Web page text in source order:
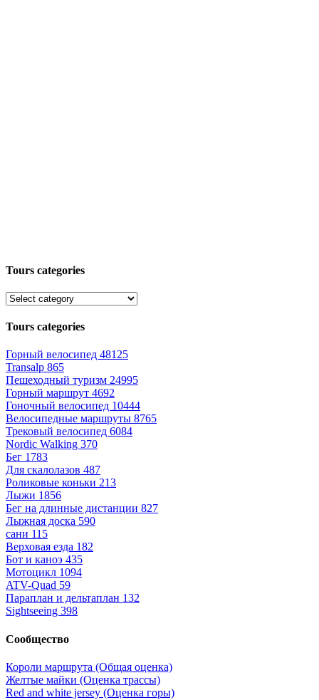
Tours categories
Tours categories
Горный велосипед 48125
Transalp 865
Пешеходный туризм 24995
Горный маршрут 4692
Гоночный велосипед 10444
Велосипедные маршруты 8765
Трековый велосипед 6084
Nordic Walking 370
Бег 1783
Для скалолазов 487
Роликовые коньки 213
Лыжи 1856
Бег на длинные дистанции 827
Лыжная доска 590
сани 115
Верховая езда 182
Бот и каноэ 435
Мотоцикл 1094
ATV-Quad 59
Параплан и дельтаплан 132
Sightseeing 398
Сообщество
Короли маршрута (Общая оценка)
Желтые майки (Оценка трассы)
Red and white jersey (Оценка горы)